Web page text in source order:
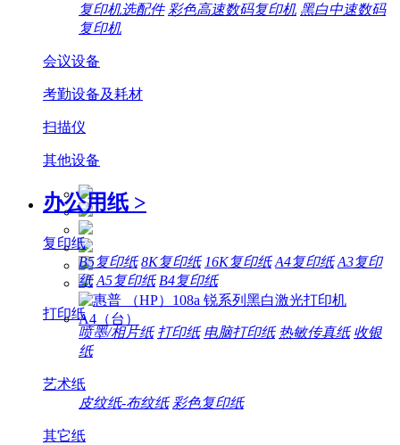
复印机选配件 彩色高速数码复印机 黑白中速数码
复印机
会议设备
考勤设备及耗材
扫描仪
其他设备
办公用纸 >
复印纸
B5复印纸 8K复印纸 16K复印纸 A4复印纸 A3复印
纸 A5复印纸 B4复印纸
打印纸
喷墨/相片纸 打印纸 电脑打印纸 热敏传真纸 收银
纸
艺术纸
皮纹纸-布纹纸 彩色复印纸
其它纸